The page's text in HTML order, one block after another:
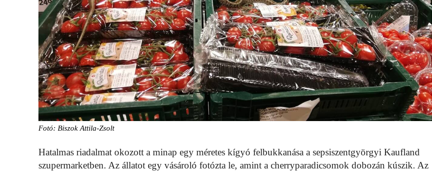
Fotó: Biszok Attila-Zsolt
Hatalmas riadalmat okozott a minap egy méretes kígyó felbukkanása a sepsiszentgyörgyi Kaufland
szupermarketben. Az állatot egy vásároló fotózta le, amint a cherryparadicsomok dobozán kúszik. Az